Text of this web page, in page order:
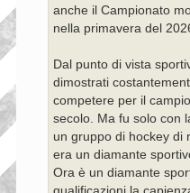
anche il Campionato
nella primavera del
Dal punto di vista
dimostrati
competere per il
secolo. Ma fu solo con
un gruppo di hockey di
era un diamante
Ora è un diamante